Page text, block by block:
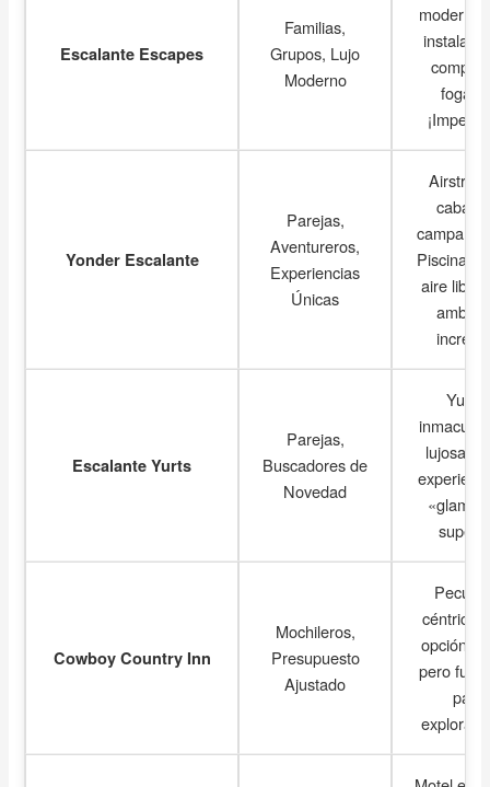
Escalante Escapes
Familias,
Grupos, Lujo
Moderno
Yonder Escalante
Parejas,
Aventureros,
Experiencias
Únicas
Piscina,
aire libre.
Escalante Yurts
Parejas,
Buscadores de
Novedad
Yurtas
lujosas.
Cowboy Country Inn
Mochileros,
Presupuesto
Ajustado
céntrico.
opción
pero
para